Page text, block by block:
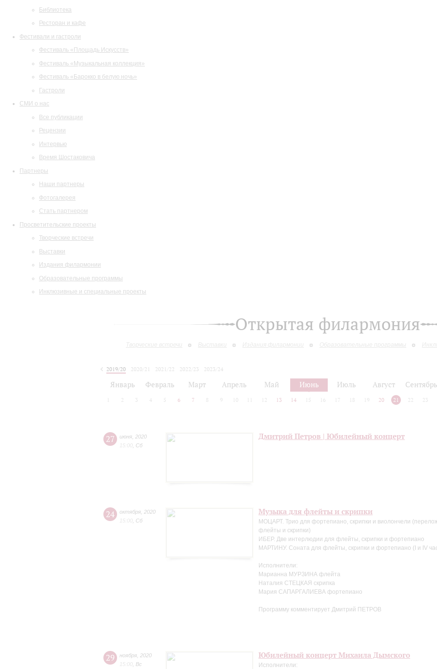
Библиотека
Ресторан и кафе
Фестивали и гастроли
Фестиваль «Площадь Искусств»
Фестиваль «Музыкальная коллекция»
Фестиваль «Барокко в белую ночь»
Гастроли
СМИ о нас
Все публикации
Рецензии
Интервью
Время Шостаковича
Партнеры
Наши партнеры
Фотогалерея
Стать партнером
Просветительские проекты
Творческие встречи
Выставки
Издания филармонии
Образовательные программы
Инклюзивные и специальные проекты
Открытая филармония
Творческие встречи Выставки Издания филармонии Образовательные программы
2019/20 2020/21 2021/22 2022/23
2023/24
Январь Февраль Март Апрель Май Июнь Июль Август Сентябрь
2 3 4 5 6 7 8 9 10 12 13 14 15 16 17 18 19 20 21 22 23
27 июня 2020
15:00 Сб
Дмитрий Петров | Юбилейный концерт
24 октября 2020
15:00 Сб
Музыка для флейты и скрипки
МОЦАРТ. Трио для фортепиано, скрипки и виолончели
флейты и скрипки)
ИБЕР. Две интерлюдии для флейты, скрипки и фортепиано
МАРТИНУ. Соната для флейты, скрипки и фортепиано (I и IV
Исполнители:
Марианна МУРЗИНА флейта
Наталия СТЕЦКАЯ скрипка
Мария САПАРГАЛИЕВА фортепиано
Программу комментирует Дмитрий ПЕТРОВ
29 ноября 2020
15:00 Вс
Юбилейный концерт Михаила Дымского
Исполнители: